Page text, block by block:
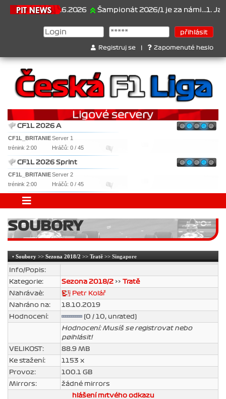
21.6.2026 Šampionát 2026/1 je za námi...1. Jan
Registruj se Zapomenuté heslo
CF1L 2026 A
CF1L_BRITANIEServer 1
trénink 2:00
Hráčů: 0 / 45
CF1L 2026 Sprint
CF1L_BRITANIEServer 2
trénink 2:00
Hráčů: 0 / 45
SOUBORY
• Soubory >> Sezona 2018/2 >> Tratě >> Singapore
Info/Popis:
Kategorie:
Sezona 2018/2 >> Tratě
Nahrávaè:
Petr Kolář
Nahráno na:
18.10.2019
Hodnocení:
(0 / 10, unrated)
Hodnocení: Musíš se registrovat nebo
pøihlásit!
VELIKOST:
88.9 MB
Ke stažení:
1153 x
Provoz:
100.1 GB
Mirrors:
žádné mirrors
hlášení mrtvého odkazu